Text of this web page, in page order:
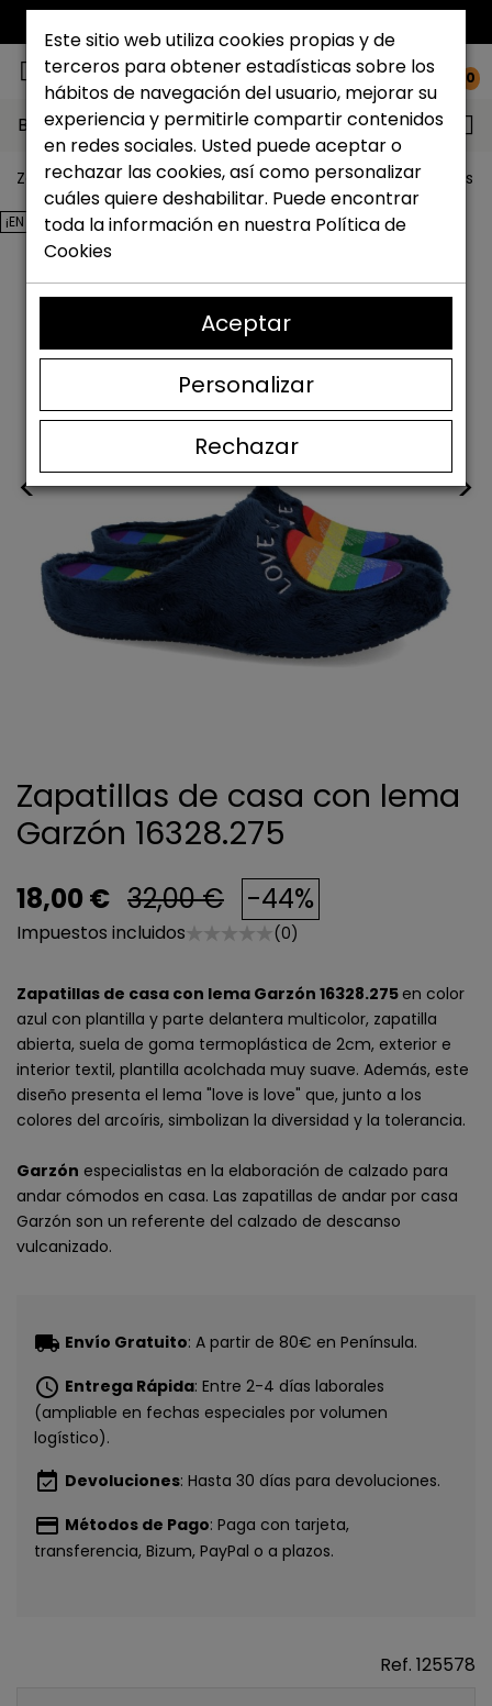
0
Buscar...
Zapateria Catchalot Outlet zapatos Outlet zapatos
¡EN OFERTA!
< >
Zapatillas de casa con lema
Garzón 16328.275
18,00 € 32,00 € -44%
Impuestos incluidos (0)
Zapatillas de casa con lema Garzón 16328.275 en color
azul con plantilla y parte delantera multicolor, zapatilla
abierta, suela de goma termoplástica de 2cm, exterior e
interior textil, plantilla acolchada muy suave. Además, este
diseño presenta el lema "love is love" que, junto a los
colores del arcoíris, simbolizan la diversidad y la tolerancia.
Garzón especialistas en la elaboración de calzado para
andar cómodos en casa. Las zapatillas de andar por casa
Garzón son un referente del calzado de descanso
vulcanizado.
local_shipping Envío Gratuito: A partir de 80€ en Península.
schedule Entrega Rápida: Entre 2-4 días laborales
(ampliable en fechas especiales por volumen
logístico).
event_available Devoluciones: Hasta 30 días para devoluciones.
payment Métodos de Pago: Paga con tarjeta,
transferencia, Bizum, PayPal o a plazos.
Ref. 125578
Este sitio web utiliza cookies propias y de
terceros para obtener estadísticas sobre los
hábitos de navegación del usuario, mejorar su
experiencia y permitirle compartir contenidos
en redes sociales. Usted puede aceptar o
rechazar las cookies, así como personalizar
cuáles quiere deshabilitar. Puede encontrar
toda la información en nuestra Política de
Cookies
Rechazar
Personalizar
Aceptar